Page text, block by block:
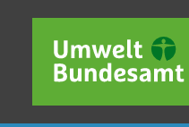
Direkt zum Inhalt
Direkt zum Hauptmenü
Direkt zur Fußzeile